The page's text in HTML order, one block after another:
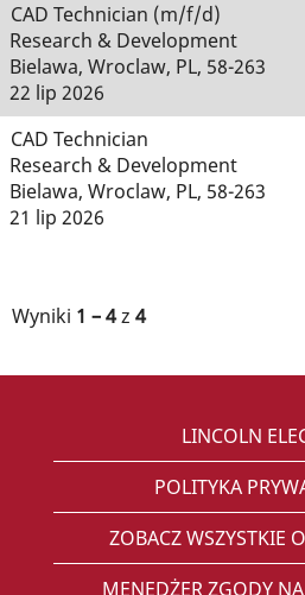
CAD Technician (m/f/d)
Research & Development
Bielawa, Wroclaw, PL, 58-263
22 lip 2026
CAD Technician
Research & Development
Bielawa, Wroclaw, PL, 58-263
21 lip 2026
Wyniki 1 – 4z 4
LINCOLN
POLITYKA
ZOBACZ WSZYSTKIE
MENEDŻER ZGODY